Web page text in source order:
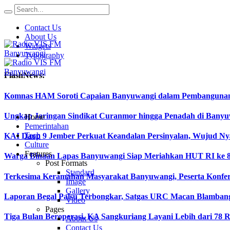
Contact Us
About Us
Widgets
Typography
FlashNews:
Komnas HAM Soroti Capaian Banyuwangi dalam
Ungkap Jaringan Sindikat Curanmor hingga Penadah di
KAI Daop 9 Jember Perkuat Keandalan Persinyalan, Wujud
Warga Binaan Lapas Banyuwangi Siap Meriahkan HUT RI ke
Terkesima Keramahan Masyarakat Banyuwangi, Peserta
Laporan Begal Palsu Terbongkar, Satgas URC Macan
Tiga Bulan Beroperasi, KA Sangkuriang Layani Lebih dari 78
Home
Pemerintahan
Tech
Culture
Features
Post Formats
Standard
Image
Gallery
Video
Pages
About Us
Contact Us